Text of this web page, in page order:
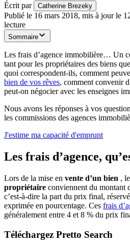
Écrit par Catherine Brezeky
Publié le 16 mars 2018, mis à jour le
lecture
Sommaire
Les frais d’agence immobilière… Un
tant pour les propriétaires des biens
quoi correspondent-ils, comment
bien de vos rêves, comment convenir
peut-on négocier avec les enseignes
Nous avons les réponses à vos
les commissions des agences
J'estime ma capacité d'emprunt
Les frais d’agence,
Lors de la mise en vente d’un bien ,
propriétaire conviennent du montant
c’est-à-dire la part du prix final,
exprimée en pourcentage. Ces frais
généralement entre 4 et 8 % du prix
Téléchargez Pretto Search